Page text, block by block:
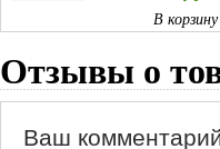
В
Отзывы о
Ваш